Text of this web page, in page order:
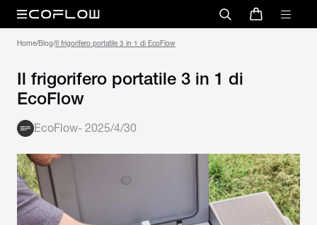
Home/Blog/Il frigorifero portatile 3 in 1 di EcoFlow
Il frigorifero portatile 3 in 1 di
EcoFlow
EcoFlow- 2025/4/30